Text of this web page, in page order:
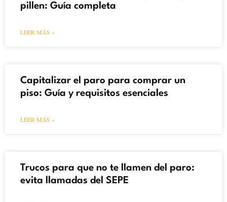
pillen: Guía completa
LEER MÁS »
Capitalizar el paro para comprar un
piso: Guía y requisitos esenciales
LEER MÁS »
Trucos para que no te llamen del paro:
evita llamadas del SEPE